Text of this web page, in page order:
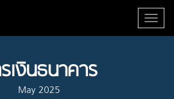
เงินธนาคาร
May 2025